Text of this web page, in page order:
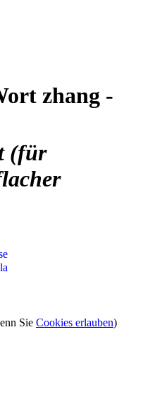
zhang -
(für
Sie Cookies erlauben)